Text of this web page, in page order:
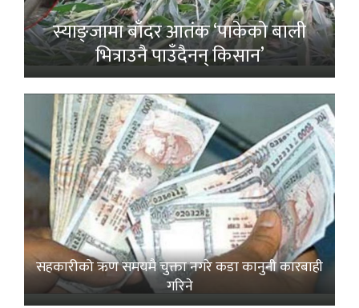
स्याङ्जामा बाँदर आतंक ‘पाकेको बाली
भित्राउनै पाउँदैनन् किसान’
सहकारीको ऋण समयमै चुक्ता नगरे कडा कानुनी कारबाही
गरिने